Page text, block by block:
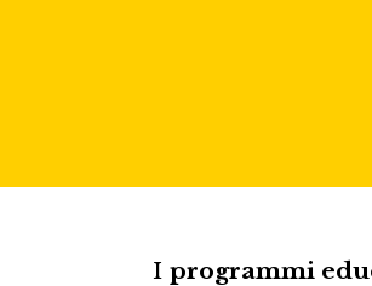
I programmi